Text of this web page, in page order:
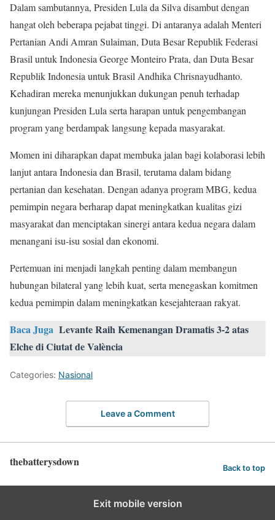
Dalam sambutannya, Presiden Lula da Silva disambut dengan
hangat oleh beberapa pejabat tinggi. Di antaranya adalah Menteri
Pertanian Andi Amran Sulaiman, Duta Besar Republik Federasi
Brasil untuk Indonesia George Monteiro Prata, dan Duta Besar
Republik Indonesia untuk Brasil Andhika Chrisnayudhanto.
Kehadiran mereka menunjukkan dukungan penuh terhadap
kunjungan Presiden Lula serta harapan untuk pengembangan
program yang berdampak langsung kepada masyarakat.
Momen ini diharapkan dapat membuka jalan bagi kolaborasi lebih
lanjut antara Indonesia dan Brasil, terutama dalam bidang
pertanian dan kesehatan. Dengan adanya program MBG, kedua
pemimpin negara berharap dapat meningkatkan kualitas gizi
masyarakat dan menciptakan sinergi antara kedua negara dalam
menangani isu-isu sosial dan ekonomi.
Pertemuan ini menjadi langkah penting dalam membangun
hubungan bilateral yang lebih kuat, serta menegaskan komitmen
kedua pemimpin dalam meningkatkan kesejahteraan rakyat.
Baca Juga Levante Raih Kemenangan Dramatis 3-2 atas
Elche di Ciutat de València
Categories: Nasional
Leave a Comment
thebatterysdown Back to top
Exit mobile version